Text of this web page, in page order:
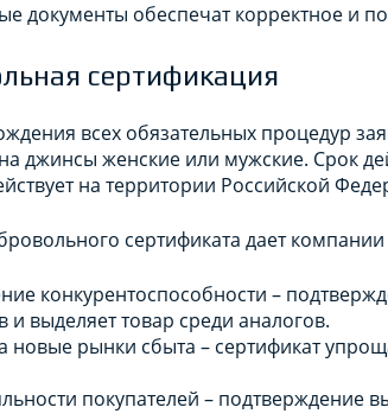
документы обеспечат корректное и
сертификация
всех обязательных процедур
джинсы женские или мужские. Срок
на территории Российской
сертификата дает
конкурентоспособности –
и выделяет товар среди аналогов.
новые рынки сбыта – сертификат
покупателей – подтверждение